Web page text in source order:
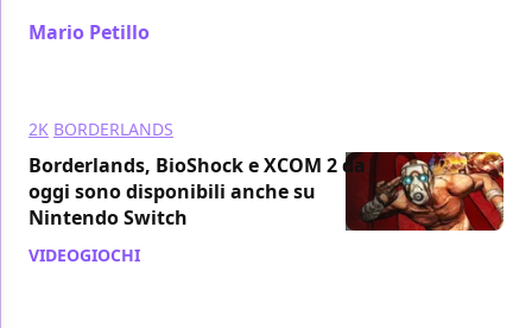
Mario Petillo
2K BORDERLANDS
Borderlands, BioShock e XCOM 2 da
oggi sono disponibili anche su
Nintendo Switch
VIDEOGIOCHI